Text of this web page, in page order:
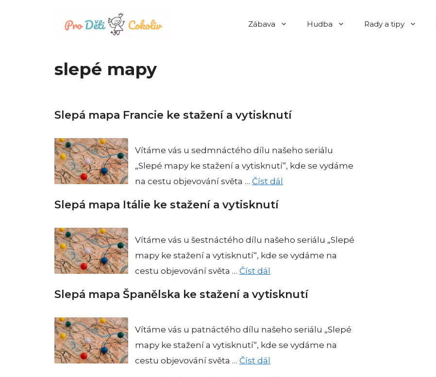
Zábava Hudba Rady a tipy
slepé mapy
Slepá mapa Francie ke stažení a vytisknutí
Vítáme vás u sedmnáctého dílu našeho seriálu
„Slepé mapy ke stažení a vytisknutí“, kde se vydáme
na cestu objevování světa … Číst dál
Slepá mapa Itálie ke stažení a vytisknutí
Vítáme vás u šestnáctého dílu našeho seriálu „Slepé
mapy ke stažení a vytisknutí“, kde se vydáme na
cestu objevování světa … Číst dál
Slepá mapa Španělska ke stažení a vytisknutí
Vítáme vás u patnáctého dílu našeho seriálu „Slepé
mapy ke stažení a vytisknutí“, kde se vydáme na
cestu objevování světa … Číst dál